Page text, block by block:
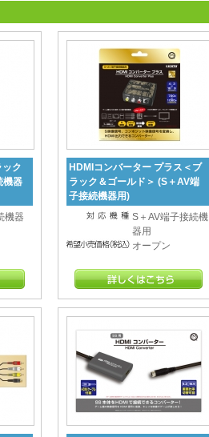
ック
機器
機器
HDMIコンバーター プラス＜ブ
ラック＆ゴールド＞ (S＋AV端
子接続機器用)
S＋AV端子接続機
器用
オープン